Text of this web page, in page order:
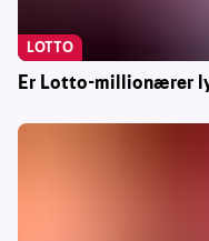
Er Lotto-millionærer
LOTTO